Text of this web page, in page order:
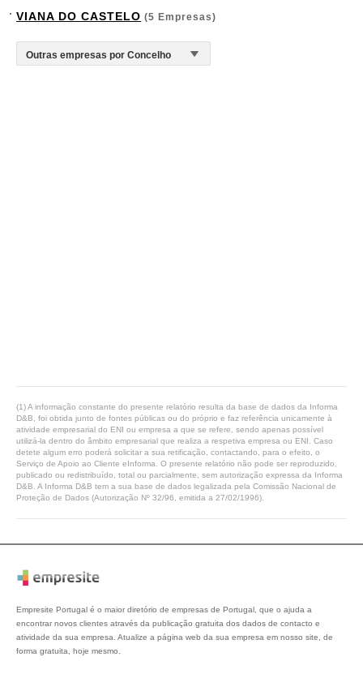
VIANA DO CASTELO (5 Empresas)
(1) A informação constante do presente relatório resulta da base de dados da Informa
D&B, foi obtida junto de fontes públicas ou do próprio e faz referência unicamente à
atividade empresarial do ENI ou empresa a que se refere, sendo apenas possível
utilizá-la dentro do âmbito empresarial que realiza a respetiva empresa ou ENI. Caso
detete algum erro poderá solicitar a sua retificação, contactando, para o efeito, o
Serviço de Apoio ao Cliente eInforma. O presente relatório não pode ser reproduzido,
publicado ou redistribuído, total ou parcialmente, sem autorização expressa da Informa
D&B. A Informa D&B tem a sua base de dados legalizada pela Comissão Nacional de
Proteção de Dados (Autorização Nº 32/96, emitida a 27/02/1996).
Empresite Portugal é o maior diretório de empresas de Portugal, que o ajuda a
encontrar novos clientes através da publicação gratuita dos dados de contacto e
atividade da sua empresa. Atualize a página web da sua empresa em nosso site, de
forma gratuita, hoje mesmo.